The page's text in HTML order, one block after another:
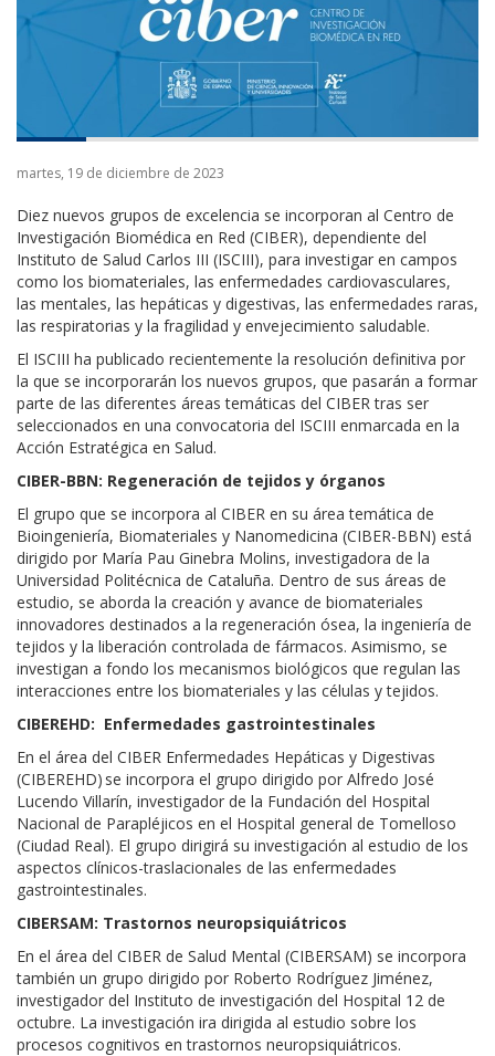
martes, 19 de diciembre de 2023
Diez nuevos grupos de excelencia se incorporan al Centro de
Investigación Biomédica en Red (CIBER), dependiente del
Instituto de Salud Carlos III (ISCIII), para investigar en campos
como los biomateriales, las enfermedades cardiovasculares,
las mentales, las hepáticas y digestivas, las enfermedades raras,
las respiratorias y la fragilidad y envejecimiento saludable.
El ISCIII ha publicado recientemente la resolución definitiva por
la que se incorporarán los nuevos grupos, que pasarán a formar
parte de las diferentes áreas temáticas del CIBER tras ser
seleccionados en una convocatoria del ISCIII enmarcada en la
Acción Estratégica en Salud.
CIBER-BBN: Regeneración de tejidos y órganos
El grupo que se incorpora al CIBER en su área temática de
Bioingeniería, Biomateriales y Nanomedicina (CIBER-BBN) está
dirigido por María Pau Ginebra Molins, investigadora de la
Universidad Politécnica de Cataluña. Dentro de sus áreas de
estudio, se aborda la creación y avance de biomateriales
innovadores destinados a la regeneración ósea, la ingeniería de
tejidos y la liberación controlada de fármacos. Asimismo, se
investigan a fondo los mecanismos biológicos que regulan las
interacciones entre los biomateriales y las células y tejidos.
CIBEREHD: Enfermedades gastrointestinales
En el área del CIBER Enfermedades Hepáticas y Digestivas
(CIBEREHD) se incorpora el grupo dirigido por Alfredo José
Lucendo Villarín, investigador de la Fundación del Hospital
Nacional de Parapléjicos en el Hospital general de Tomelloso
(Ciudad Real). El grupo dirigirá su investigación al estudio de los
aspectos clínicos-traslacionales de las enfermedades
gastrointestinales.
CIBERSAM: Trastornos neuropsiquiátricos
En el área del CIBER de Salud Mental (CIBERSAM) se incorpora
también un grupo dirigido por Roberto Rodríguez Jiménez,
investigador del Instituto de investigación del Hospital 12 de
octubre. La investigación ira dirigida al estudio sobre los
procesos cognitivos en trastornos neuropsiquiátricos.